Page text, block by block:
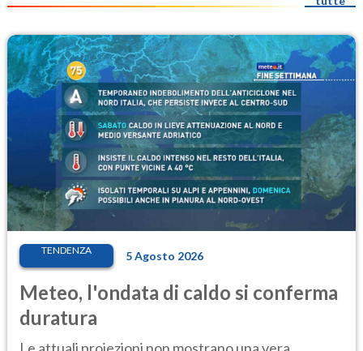
TENDENZA 5 Agosto 2026
Meteo, l'ondata di caldo si conferma
duratura